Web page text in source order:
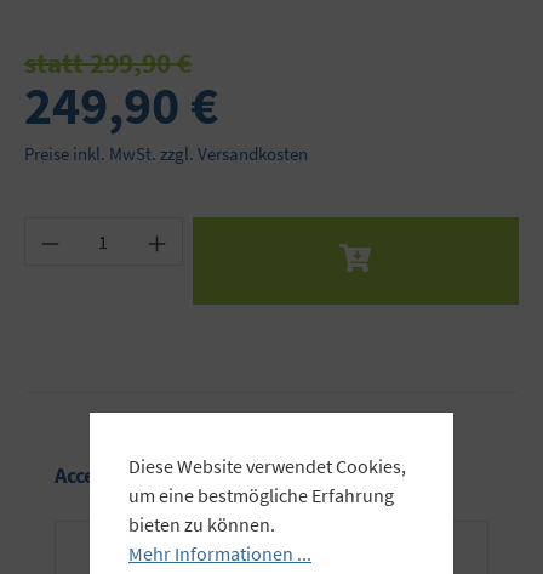
statt 299,90 €
249,90 €
Preise inkl. MwSt. zzgl. Versandkosten
Produkt Anzahl: Gib den gewünschten Wert
Produktgalerie überspringen
Accessory ItemsDiese Website verwendet Cookies,
um eine bestmögliche Erfahrung
bieten zu können.
Mehr Informationen ...